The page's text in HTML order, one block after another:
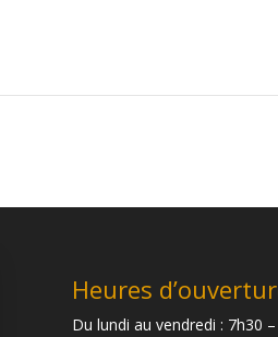
Heures
Du lundi au vendredi : 7h30